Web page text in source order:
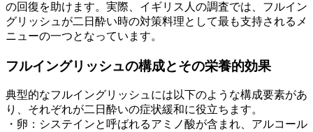
の回復を助けます。実際、イギリス人の調査では、フルイン
グリッシュが二日酔い時の対策料理として最も支持されるメ
ニューの一つとなっています。
フルイングリッシュの構成とその栄養的効果
典型的なフルイングリッシュには以下のような構成要素があ
り、それぞれが二日酔いの症状緩和に役立ちます。
・卵：システインと呼ばれるアミノ酸が含まれ、アルコール